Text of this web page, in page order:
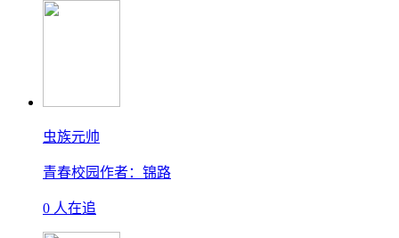
虫族元帅
青春校园作者：锦路
0 人在追